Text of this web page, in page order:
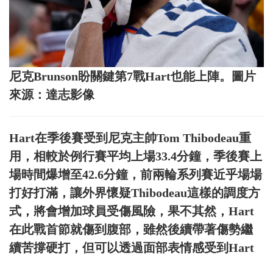
尼克Brunson盼關鍵第7戰Hart也能上陣。圖片
來源：達志影像
Hart在季後賽受到尼克主帥Tom Thibodeau重
用，相較於例行賽平均上場33.4分鐘，季後賽上
場時間爆增至42.6分鐘，前兩輪系列賽近乎場場
打好打滿，讓外界懷疑Thibodeau這樣的調度方
式，將會增加球員受傷風險，果不其然，Hart
在此戰首節就傷到腹部，雖然後續帶著傷勢繼
續苦撐硬打，但可以透過面部表情感受到Hart